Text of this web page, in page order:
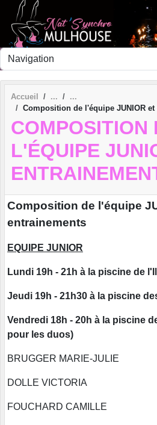
Accueil
Composition de l'équipe JUNIOR
COMPOSITION
L'ÉQUIPE
Composition de l'équipe
entrainements
EQUIPE JUNIOR
Lundi 19h - 21h à la piscine de
Jeudi 19h - 21h30 à la piscine
Vendredi 18h - 20h à la piscine
pour les duos)
BRUGGER MARIE-JULIE
DOLLE VICTORIA
FOUCHARD CAMILLE
Panneau de gestion des cookies